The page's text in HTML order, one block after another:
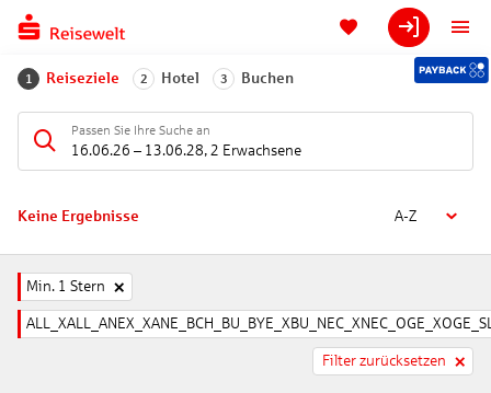
1 Reiseziele 2 Hotel 3 Buchen
Passen Sie Ihre Suche an
16.06.26 – 13.06.28, 2 Erwachsene
Keine Ergebnisse A-Z
Min. 1 Stern
Filter zurücksetzen